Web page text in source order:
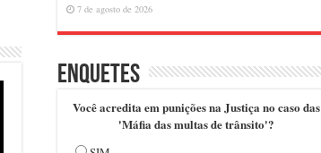
7 de agosto de 2026
Enquetes
Você acredita em punições na Justiça no caso das
'Máfia das multas de trânsito'?